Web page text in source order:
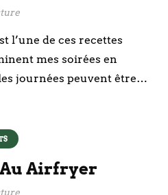
l’une de ces recettes
mes soirées en
journées peuvent être…
Airfryer